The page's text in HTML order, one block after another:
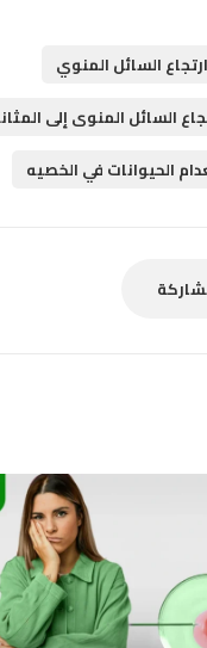
السائل المنوي
السائل المنوى إلى
الحيوانات في الخصيه